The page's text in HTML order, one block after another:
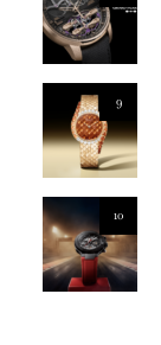
9
10